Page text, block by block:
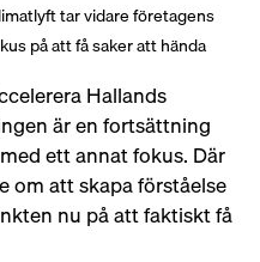
tar vidare företagens
på att få saker att hända
Hallands
är en fortsättning
ett annat fokus. Där
om att skapa förståelse
nu på att faktiskt få